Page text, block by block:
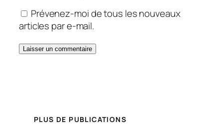
Prévenez-moi de tous les nouveaux
articles par e-mail.
PLUS DE PUBLICATIONS